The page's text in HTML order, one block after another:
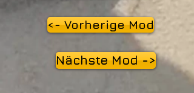
<- Vorherige Mod
Nächste Mod ->